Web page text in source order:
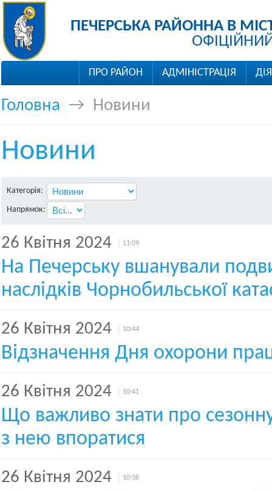
ПЕЧЕРСЬКА РАЙОННА В
ПРО РАЙОН АДМІНІСТРАЦІЯ
Головна → Новини
Новини
Категорія:
Напрямок:
26 Квітня 2024 11:09
На Печерську вшанували
наслідків Чорнобильської
26 Квітня 2024 10:44
Відзначення Дня охорони
26 Квітня 2024 10:41
Що важливо знати про
з нею впоратися
26 Квітня 2024 10:36